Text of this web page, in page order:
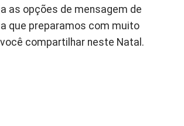
as opções de mensagem de
que preparamos com muito
compartilhar neste Natal.